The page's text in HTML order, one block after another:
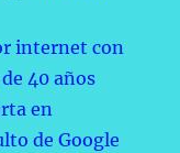
internet con
40 años
en
de Google